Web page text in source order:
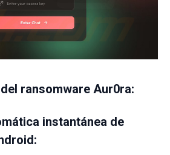
ransomware Aur0ra:
instantánea de